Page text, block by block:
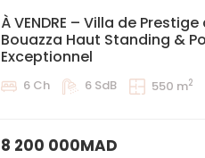
À VENDRE – Villa de Prestige
Bouazza Haut Standing &
Exceptionnel
6 Ch 6 SdB 550 m2
8 200 000MAD